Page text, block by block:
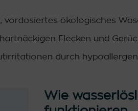
vordosiertes ökologisches
Flecken und
durch
Wie